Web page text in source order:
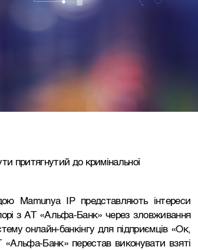
притягнутий до кримінальної
Mamunya IP представляють інтереси
з АТ «Альфа-Банк» через зловживання
онлайн-банкінгу для підприємців «Ок,
Банк» перестав виконувати взяті